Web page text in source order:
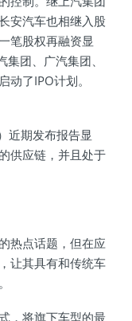
安汽车也相继入股
笔股权再融资显
团、广汽集团、
了IPO计划。
近期发布报告显
供应链，并且处于
热点话题，但在应
让其具有和传统车
，将旗下车型的最